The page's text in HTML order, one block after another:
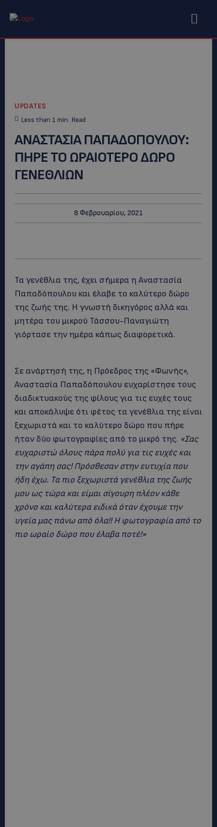
UPDATES
Less than 1 min. Read
ΑΝΑΣΤΑΣΙΑ ΠΑΠΑΔΟΠΟΥΛΟΥ:
ΠΗΡΕ ΤΟ ΩΡΑΙΟΤΕΡΟ ΔΩΡΟ
ΓΕΝΕΘΛΙΩΝ
8 Φεβρουαρίου, 2021
Τα γενέθλια της, έχει σήμερα η Αναστασία
Παπαδόπουλου και έλαβε το καλύτερο δώρο
της ζωής της. Η γνωστή δικηγόρος αλλά και
μητέρα του μικρού Τάσσου-Παναγιώτη
γιόρτασε την ημέρα κάπως διαφορετικά.
Σε ανάρτησή της, η Πρόεδρος της «Φωνής»,
Αναστασία Παπαδόπουλου ευχαρίστησε τους
διαδικτυακούς της φίλους για τις ευχές τους
και αποκάλυψε ότι φέτος τα γενέθλια της είναι
ξεχωριστά και το καλύτερο δώρο που πήρε
ήταν δύο φωτογραφίες από το μικρό της. «Σας
ευχαριστώ όλους πάρα πολύ για τις ευχές και
την αγάπη σας! Πρόσθεσαν στην ευτυχία που
ήδη έχω. Τα πιο ξεχωριστά γενέθλια της ζωής
μου ως τώρα και είμαι σίγουρη πλέον κάθε
χρόνο και καλύτερα ειδικά όταν έχουμε την
υγεία μας πάνω από όλα!! Η φωτογραφία από το
πιο ωραίο δώρο που έλαβα ποτέ!»